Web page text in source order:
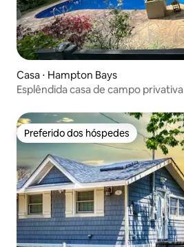
Casa ⋅ Hampton Bays
Esplêndida casa de campo privativa
Preferido dos hóspedes
Preferido dos hóspedes